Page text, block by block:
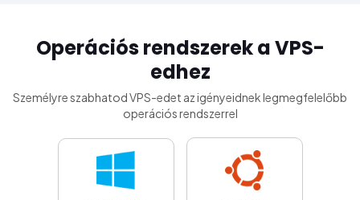
Operációs rendszerek a VPS-
edhez
Személyre szabhatod VPS-edet az igényeidnek legmegfelelőbb
operációs rendszerrel